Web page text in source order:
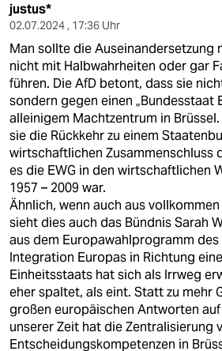
justus*
02.07.2024 , 17:36 Uhr
Man sollte die Auseinandersetzung
nicht mit Halbwahrheiten oder gar
führen. Die AfD betont, dass sie
sondern gegen einen „Bundesstaat
alleinigem Machtzentrum in
sie die Rückkehr zu einem
wirtschaftlichen Zusammenschluss
es die EWG in den wirtschaftlichen
1957 – 2009 war.
Ähnlich, wenn auch aus
sieht dies auch das Bündnis Sarah
aus dem Europawahlprogramm des
Integration Europas in Richtung
Einheitsstaats hat sich als Irrweg
eher spaltet, als eint. Statt zu mehr
großen europäischen Antworten
unserer Zeit hat die Zentralisierung
Entscheidungskompetenzen in